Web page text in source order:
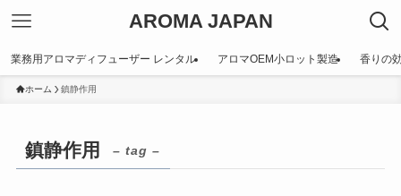
AROMA JAPAN
業務用アロマディフューザー レンタル アロマOEM小ロット製造 香りの
ホーム 鎮静作用
鎮静作用 – tag –